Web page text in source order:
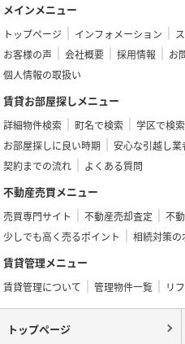
メインメニュー
トップページ インフォメーション
お客様の声
会社概要 採用情報 お
個人情報の取扱い
賃貸お部屋探しメニュー
詳細物件検索 町名で検索 学区で検索
お部屋探しに良い時期
安心な引越し
契約までの流れ
よくある質問
不動産売買メニュー
売買専門サイト 不動産売却査定 不
少しでも高く売るポイント
相続対策の
賃貸管理メニュー
賃貸管理について 管理物件一覧 リ
トップページ